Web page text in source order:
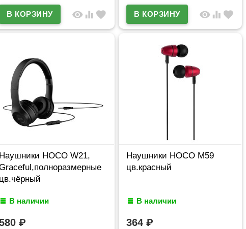
visibility equalizer favorite
visibility equalizer favorite
Наушники HOCO W21,
цв.чёрный
В наличии
₽
Наушники HOCO M59
цв.красный
В наличии
364₽